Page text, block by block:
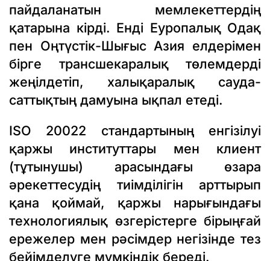
пайдаланатын мемлекеттердің
қатарына кірді. Енді Еуропалық Одақ
пен Оңтүстік-Шығыс Азия елдерімен
бірге трансшекаралық төлемдерді
жеңілдетіп, халықаралық сауда-
саттықтың дамуына ықпал етеді.
ISO 20022 стандартының енгізілуі
қаржы институттары мен клиент
(тұтынушы) арасындағы өзара
әрекеттесудің тиімділігін арттырып
қана қоймай, қаржы нарығындағы
технологиялық өзгерістерге бірыңғай
ережелер мен рәсімдер негізінде тез
бейімделуге мүмкіндік береді.